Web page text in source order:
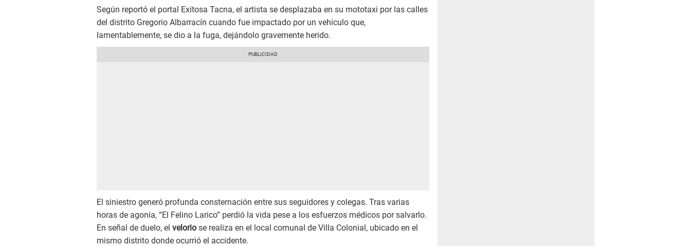
Según reportó el portal Exitosa Tacna, el artista se desplazaba en su mototaxi por las calles
del distrito Gregorio Albarracín cuando fue impactado por un vehículo que,
lamentablemente, se dio a la fuga, dejándolo gravemente herido.
El siniestro generó profunda consternación entre sus seguidores y colegas. Tras varias
horas de agonía, “El Felino Larico” perdió la vida pese a los esfuerzos médicos por salvarlo.
En señal de duelo, el velorio se realiza en el local comunal de Villa Colonial, ubicado en el
mismo distrito donde ocurrió el accidente.